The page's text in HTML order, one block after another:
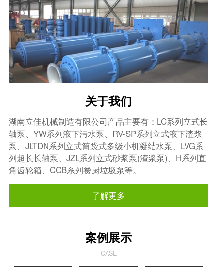
关于我们
湖南立佳机械制造有限公司产品主要有：LC系列立式长
轴泵、YW系列液下污水泵、RV-SP系列立式液下渣浆
泵、JLTDN系列立式筒袋式多级小机凝结水泵、LVG系
列超长长轴泵、JZL系列立式砂浆泵(渣浆泵)、H系列直
角齿轮箱、CCB系列餐厨垃圾泵等。
了解更多
案例展示
CASE